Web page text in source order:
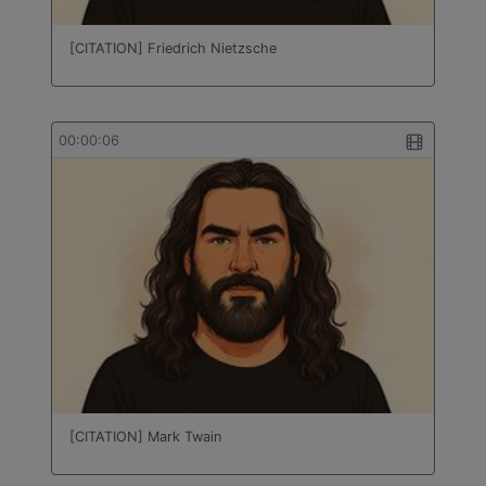
[CITATION] Friedrich Nietzsche
00:00:06
[CITATION] Mark Twain
bâtiment
Technologie